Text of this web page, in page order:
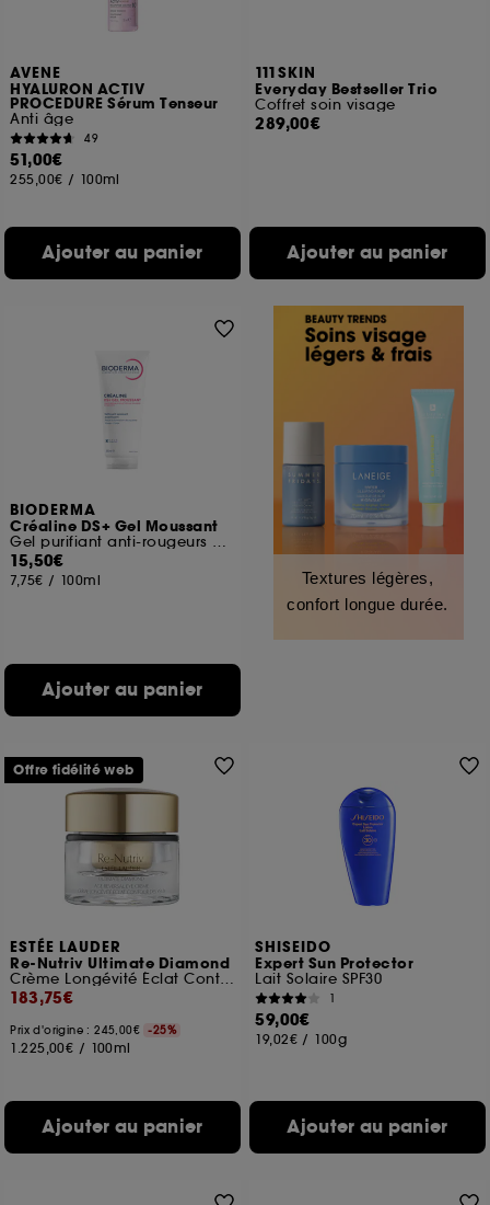
AVENE
HYALURON ACTIV
PROCEDURE Sérum Tenseur
Anti âge
49
51,00€
255,00€ / 100ml
Ajouter au panier
111SKIN
Everyday Bestseller Trio
Coffret soin visage
289,00€
Ajouter au panier
BIODERMA
Créaline DS+ Gel Moussant
Gel purifiant anti-rougeurs peaux sensibles
15,50€
7,75€ / 100ml
Ajouter au panier
Textures légères,
confort longue durée.
ESTÉE LAUDER
Re-Nutriv Ultimate Diamond
Crème Longévité Éclat Contour des Yeux
183,75€
Prix d'origine : 245,00€ -25%
1.225,00€ / 100ml
Ajouter au panier
Offre fidélité web
SHISEIDO
Expert Sun Protector
Lait Solaire SPF30
1
59,00€
19,02€ / 100g
Ajouter au panier